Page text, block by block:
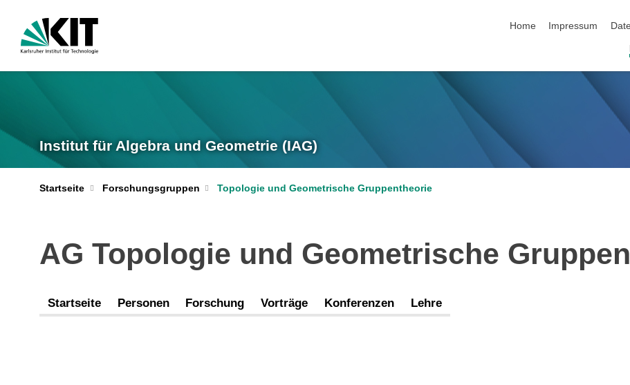
Home
Impressum
Institut für Algebra und Geometrie (IAG)
Startseite Forschungsgruppen Topologie und Geometrische Gruppentheorie
AG Topologie und Geometrische
Startseite Personen Forschung Vorträge Konferenzen Lehre